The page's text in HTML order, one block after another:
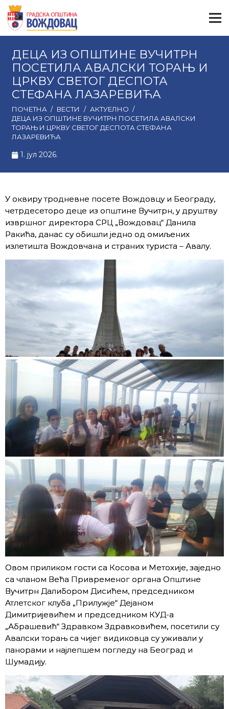
ДЕЦА ИЗ ОПШТИНЕ ВУЧИТРН
ПОСЕТИЛА АВАЛСКИ ТОРАЊ И
ЦРКВУ СВЕТОГ ДЕСПОТА
СТЕФАНА ЛАЗАРЕВИЋА
ПОЧЕТНА / ВЕСТИ / АКТУЕЛНО /
ДЕЦА ИЗ ОПШТИНЕ ВУЧИТРН ПОСЕТИЛА АВАЛСКИ
ТОРАЊ И ЦРКВУ СВЕТОГ ДЕСПОТА СТЕФАНА
ЛАЗАРЕВИЋА
1. јул 2026.
У оквиру тродневне посете Вождовцу и Београду,
четрдесеторо деце из општине Вучитрн, у друштву
извршног директора СРЦ „Вождовац“ Данила
Ракића, данас су обишли једно од омиљених
излетишта Вождовчана и страних туриста – Авалу.
Овом приликом гости са Косова и Метохије, заједно
са чланом Већа Привременог органа Општине
Вучитрн Далибором Дисићем, председником
Атлетског клуба „Прилужје“ Дејаном
Димитријевићем и председником КУД-а
„Абрашевић“ Здравком Здравковићем, посетили су
Авалски торањ са чијег видиковца су уживали у
панорами и најлепшем погледу на Београд и
Шумадију.